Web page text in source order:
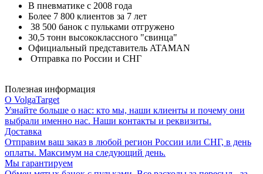
В пневматике с 2008 года
Более 7 800 клиентов за 7 лет
38 500 банок с пульками отгружено
30,5 тонн высококлассного "свинца"
Официальный представитель ATAMAN
Отправка по России и СНГ
Полезная информация
О VolgaTarget
Узнайте больше о нас: кто мы, наши клиенты и почему они
выбрали именно нас. Наши контакты и реквизиты.
Доставка
Отправим ваш заказ в любой регион России или СНГ, в день
оплаты. Максимум на следующий день.
Мы гарантируем